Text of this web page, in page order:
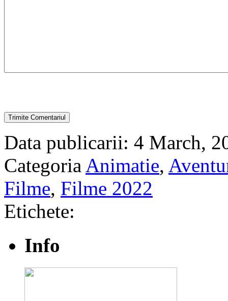
Data publicarii: 4 March,
Categoria Animatie,
Filme, Filme 2022
Etichete:
Info